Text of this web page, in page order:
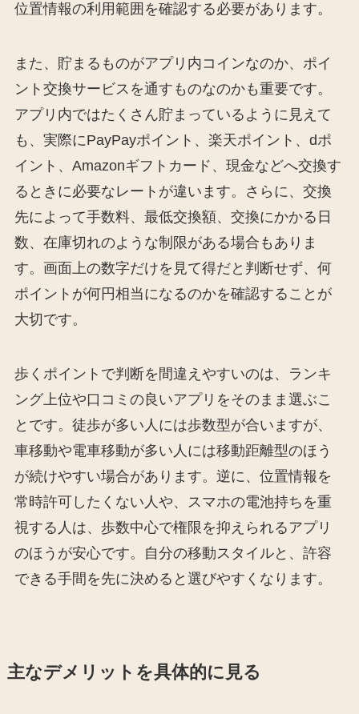
位置情報の利用範囲を確認する必要があります。
また、貯まるものがアプリ内コインなのか、ポイ
ント交換サービスを通すものなのかも重要です。
アプリ内ではたくさん貯まっているように見えて
も、実際にPayPayポイント、楽天ポイント、dポ
イント、Amazonギフトカード、現金などへ交換す
るときに必要なレートが違います。さらに、交換
先によって手数料、最低交換額、交換にかかる日
数、在庫切れのような制限がある場合もありま
す。画面上の数字だけを見て得だと判断せず、何
ポイントが何円相当になるのかを確認することが
大切です。
歩くポイントで判断を間違えやすいのは、ランキ
ング上位や口コミの良いアプリをそのまま選ぶこ
とです。徒歩が多い人には歩数型が合いますが、
車移動や電車移動が多い人には移動距離型のほう
が続けやすい場合があります。逆に、位置情報を
常時許可したくない人や、スマホの電池持ちを重
視する人は、歩数中心で権限を抑えられるアプリ
のほうが安心です。自分の移動スタイルと、許容
できる手間を先に決めると選びやすくなります。
主なデメリットを具体的に見る